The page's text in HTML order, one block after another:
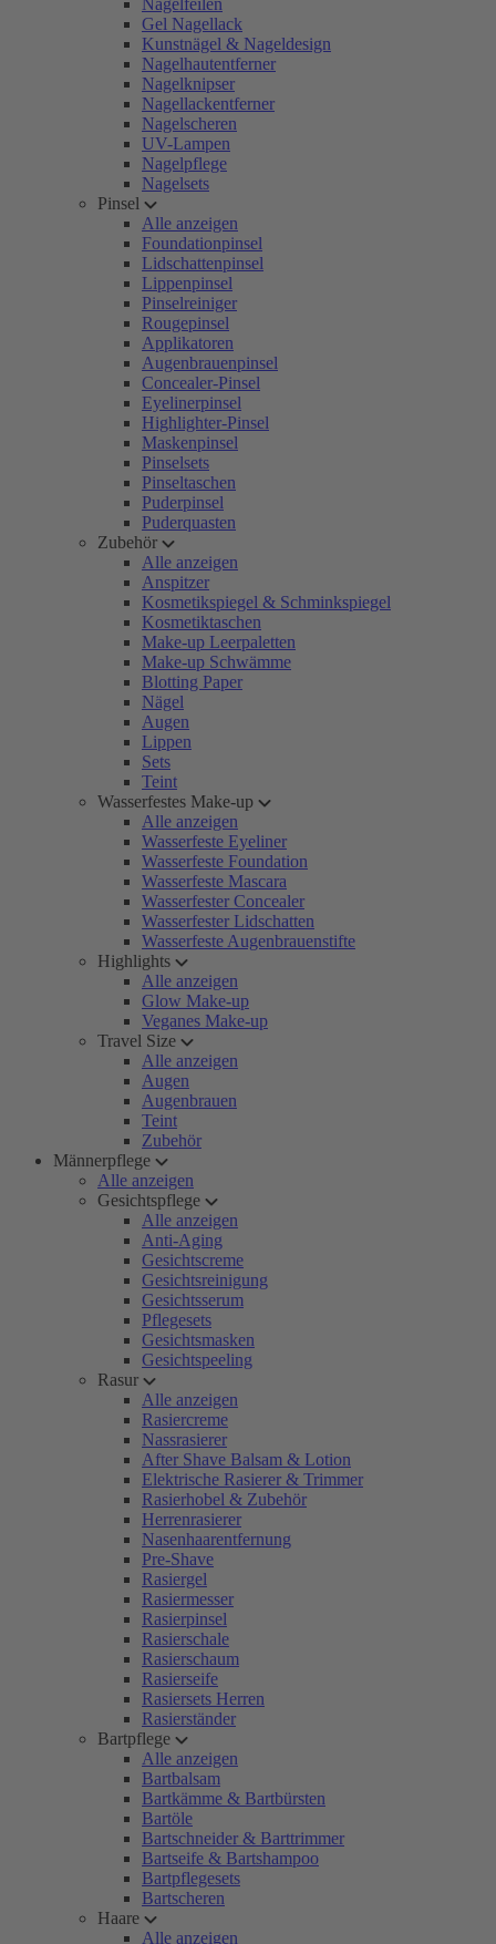
Nagelfeilen
Gel Nagellack
Kunstnägel & Nageldesign
Nagelhautentferner
Nagelknipser
Nagellackentferner
Nagelscheren
UV-Lampen
Nagelpflege
Nagelsets
Pinsel
Alle anzeigen
Foundationpinsel
Lidschattenpinsel
Lippenpinsel
Pinselreiniger
Rougepinsel
Applikatoren
Augenbrauenpinsel
Concealer-Pinsel
Eyelinerpinsel
Highlighter-Pinsel
Maskenpinsel
Pinselsets
Pinseltaschen
Puderpinsel
Puderquasten
Zubehör
Alle anzeigen
Anspitzer
Kosmetikspiegel & Schminkspiegel
Kosmetiktaschen
Make-up Leerpaletten
Make-up Schwämme
Blotting Paper
Nägel
Augen
Lippen
Sets
Teint
Wasserfestes Make-up
Alle anzeigen
Wasserfeste Eyeliner
Wasserfeste Foundation
Wasserfeste Mascara
Wasserfester Concealer
Wasserfester Lidschatten
Wasserfeste Augenbrauenstifte
Highlights
Alle anzeigen
Glow Make-up
Veganes Make-up
Travel Size
Alle anzeigen
Augen
Augenbrauen
Teint
Zubehör
Männerpflege
Alle anzeigen
Gesichtspflege
Alle anzeigen
Anti-Aging
Gesichtscreme
Gesichtsreinigung
Gesichtsserum
Pflegesets
Gesichtsmasken
Gesichtspeeling
Rasur
Alle anzeigen
Rasiercreme
Nassrasierer
After Shave Balsam & Lotion
Elektrische Rasierer & Trimmer
Rasierhobel & Zubehör
Herrenrasierer
Nasenhaarentfernung
Pre-Shave
Rasiergel
Rasiermesser
Rasierpinsel
Rasierschale
Rasierschaum
Rasierseife
Rasiersets Herren
Rasierständer
Bartpflege
Alle anzeigen
Bartbalsam
Bartkämme & Bartbürsten
Bartöle
Bartschneider & Barttrimmer
Bartseife & Bartshampoo
Bartpflegesets
Bartscheren
Haare
Alle anzeigen